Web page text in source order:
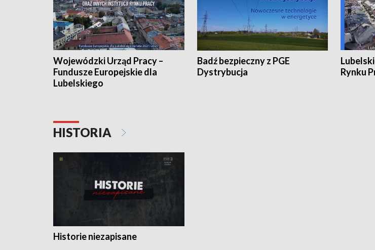
Wojewódzki Urząd Pracy –
Fundusze Europejskie dla
Lubelskiego
Badź bezpieczny z PGE
Dystrybucja
Rynku
HISTORIA
Historie niezapisane